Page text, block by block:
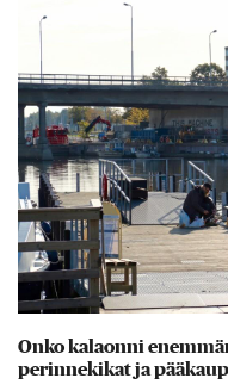
Onko kalaonni
perinnekikat ja